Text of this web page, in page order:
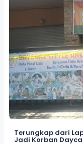
Terungkap dari
Jadi Korban